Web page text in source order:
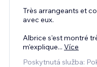
Très arrangeants et
avec eux.
Albrice s'est montré
m'explique... Více
Poskytnutá služba: